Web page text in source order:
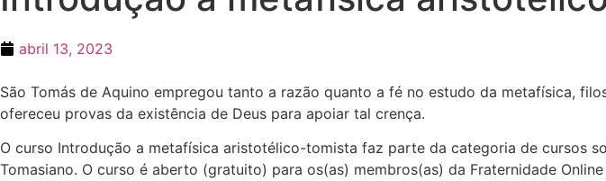
abril 13, 2023
São Tomás de Aquino empregou tanto a razão quanto a fé no estudo da metafísica,
ofereceu provas da existência de Deus para apoiar tal crença.
O curso Introdução a metafísica aristotélico-tomista faz parte da categoria de cursos
Tomasiano. O curso é aberto (gratuito) para os(as) membros(as) da Fraternidade